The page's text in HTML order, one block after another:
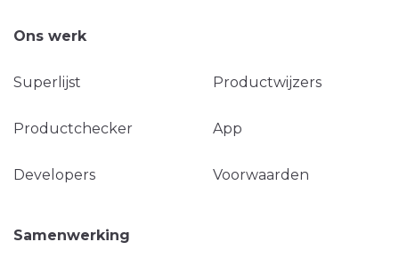
Ons werk
Superlijst Productwijzers
Productchecker App
Developers Voorwaarden
Samenwerking